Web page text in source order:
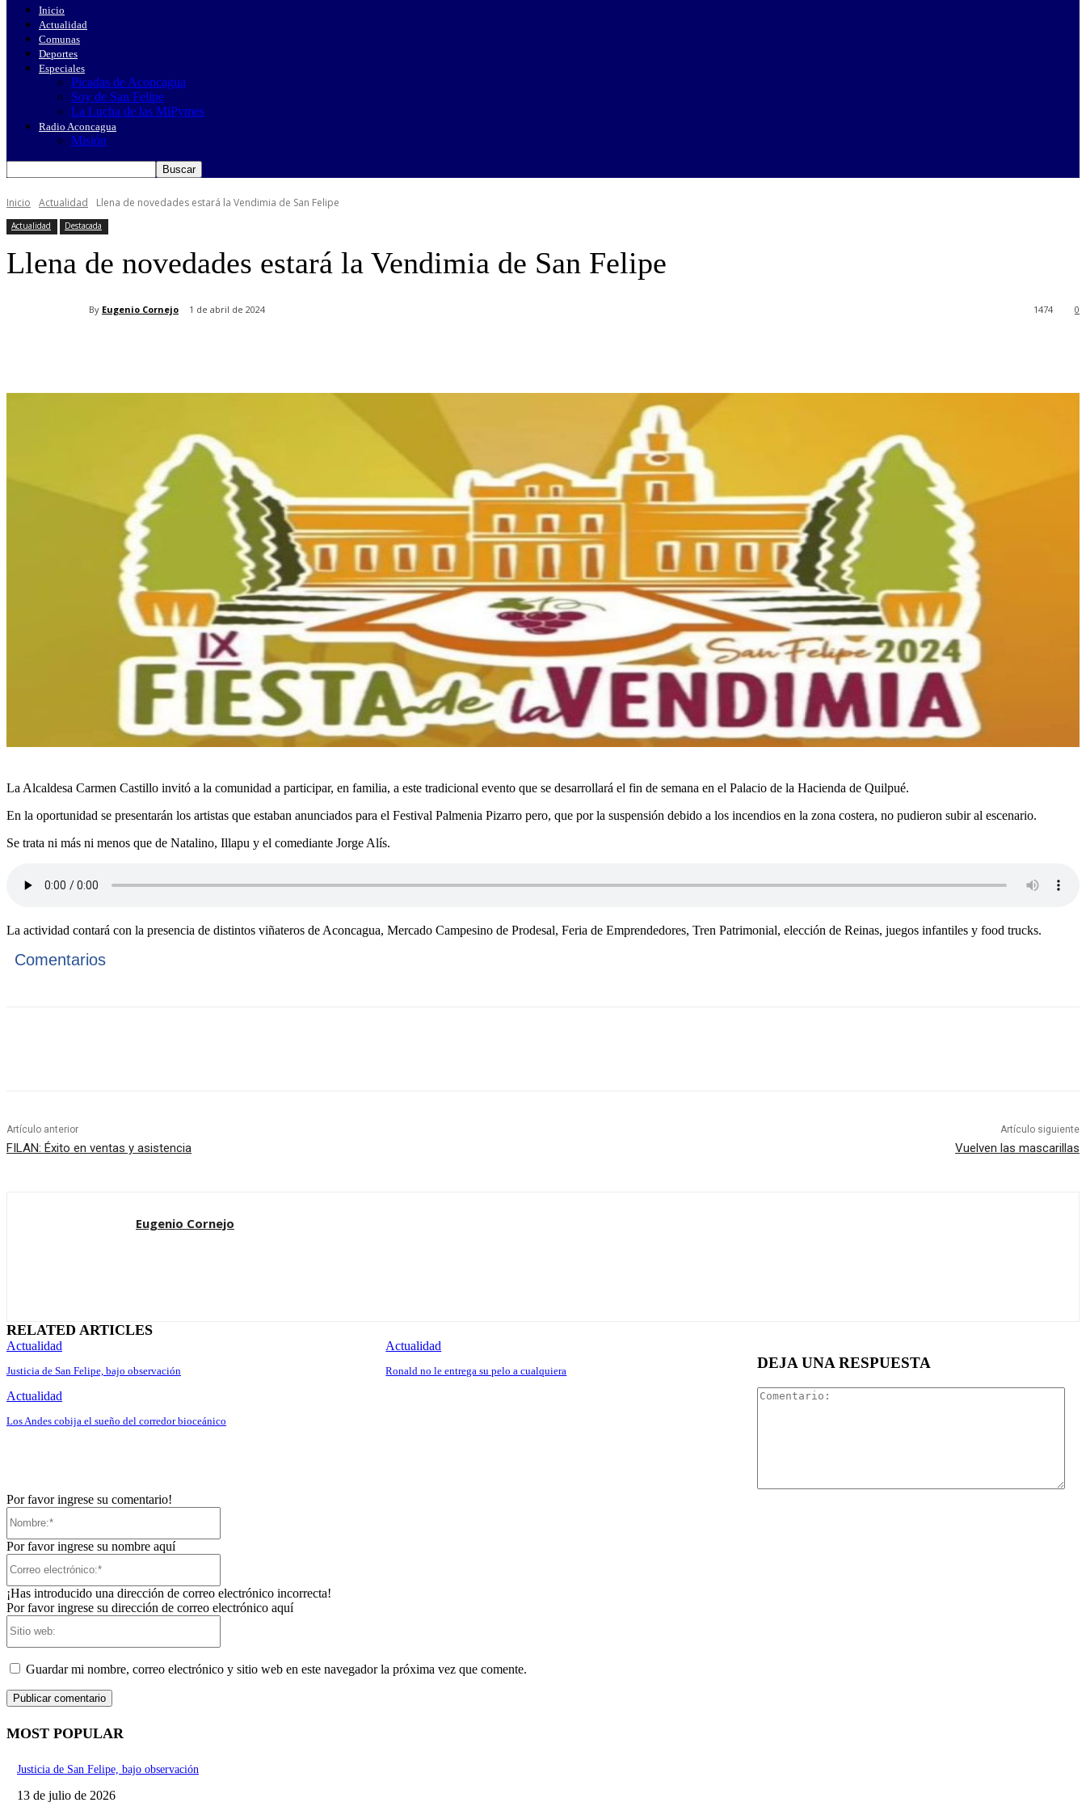
Inicio
Actualidad
Comunas
Deportes
Especiales
Picadas de Aconcagua
Soy de San Felipe
La Lucha de las MiPymes
Radio Aconcagua
Misión
Inicio Actualidad Llena de novedades estará la Vendimia de San Felipe
Actualidad Destacada
Llena de novedades estará la Vendimia de San Felipe
By Eugenio Cornejo 1 de abril de 2024 0
1474
La Alcaldesa Carmen Castillo invitó a la comunidad a participar, en familia, a este tradicional evento que se desarrollará el fin de semana en el Palacio de la Hacienda de Quilpué.
En la oportunidad se presentarán los artistas que estaban anunciados para el Festival Palmenia Pizarro pero, que por la suspensión debido a los incendios en la zona costera, no pudieron subir al escenario.
Se trata ni más ni menos que de Natalino, Illapu y el comediante Jorge Alís.
La actividad contará con la presencia de distintos viñateros de Aconcagua, Mercado Campesino de Prodesal, Feria de Emprendedores, Tren Patrimonial, elección de Reinas, juegos infantiles y food trucks.
Comentarios
Artículo anterior
FILAN: Éxito en ventas y asistencia
Artículo siguiente
Vuelven las mascarillas
Eugenio Cornejo
RELATED ARTICLES
Actualidad
Justicia de San Felipe, bajo observación
Actualidad
Ronald no le entrega su pelo a cualquiera
Actualidad
Los Andes cobija el sueño del corredor bioceánico
DEJA UNA RESPUESTA
Por favor ingrese su comentario!
Por favor ingrese su nombre aquí
¡Has introducido una dirección de correo electrónico incorrecta!
Por favor ingrese su dirección de correo electrónico aquí
Guardar mi nombre, correo electrónico y sitio web en este navegador la próxima vez que comente.
MOST POPULAR
Justicia de San Felipe, bajo observación
13 de julio de 2026